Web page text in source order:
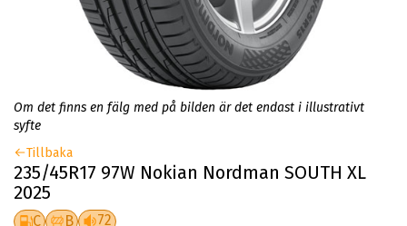
Om det finns en fälg med på bilden är det endast i illustrativt
syfte
Tillbaka
235/45R17 97W Nokian Nordman SOUTH XL
2025
C B 72